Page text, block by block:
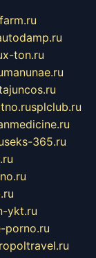
x-ton.ru
manunae.ru
splclub.ru
seks-365.ru
ykt.ru
porno.ru